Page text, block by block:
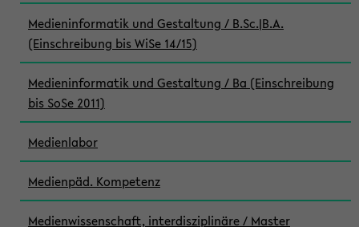
Medieninformatik und Gestaltung / B.Sc.|B.A.
(Einschreibung bis WiSe 14/15)
Medieninformatik und Gestaltung / Ba (Einschreibung
bis SoSe 2011)
Medienlabor
Medienpäd. Kompetenz
Medienwissenschaft, interdisziplinäre / Master